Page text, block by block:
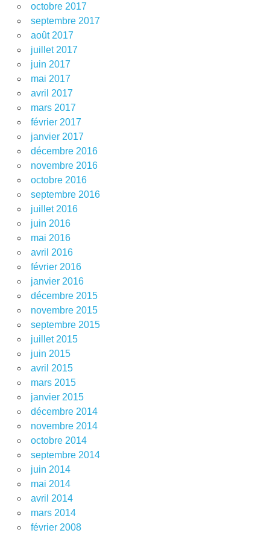
octobre 2017
septembre 2017
août 2017
juillet 2017
juin 2017
mai 2017
avril 2017
mars 2017
février 2017
janvier 2017
décembre 2016
novembre 2016
octobre 2016
septembre 2016
juillet 2016
juin 2016
mai 2016
avril 2016
février 2016
janvier 2016
décembre 2015
novembre 2015
septembre 2015
juillet 2015
juin 2015
avril 2015
mars 2015
janvier 2015
décembre 2014
novembre 2014
octobre 2014
septembre 2014
juin 2014
mai 2014
avril 2014
mars 2014
février 2008